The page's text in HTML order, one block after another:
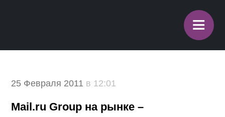
≡
25 Февраля 2011 в 12:01
Mail.ru Group на рынке –